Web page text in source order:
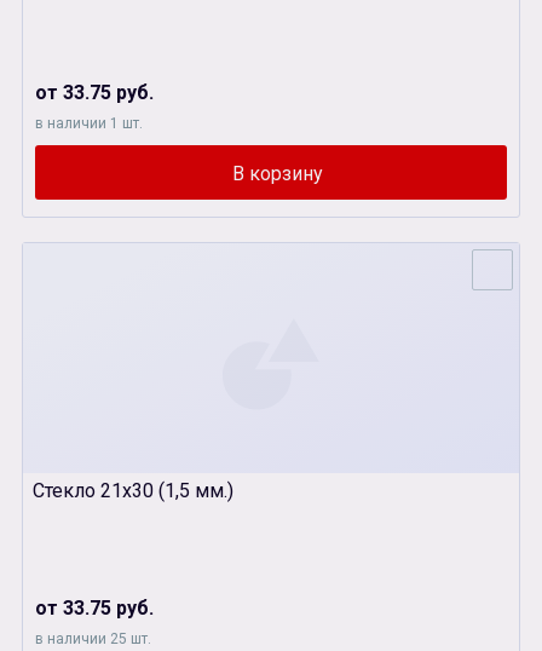
от 33.75 руб.
в наличии 1 шт.
Стекло 21х30 (1,5 мм.)
от 33.75 руб.
в наличии 25 шт.